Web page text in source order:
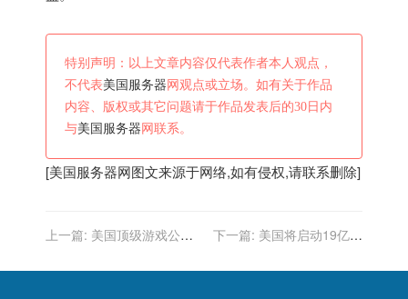
特别声明：以上文章内容仅代表作者本人观点，
不代表美国服务器 网观点或立场。如有关于作品
内容、版权或其它问题请于作品发表后的30日内
与美国服务器 网联系。
[美国服务器网图文来源于网络,如有侵权,请联系删除]
上一篇: 美国顶级游戏公司
1.16亿元和解协议
下一篇: 美国将启动19亿美
中兴设备